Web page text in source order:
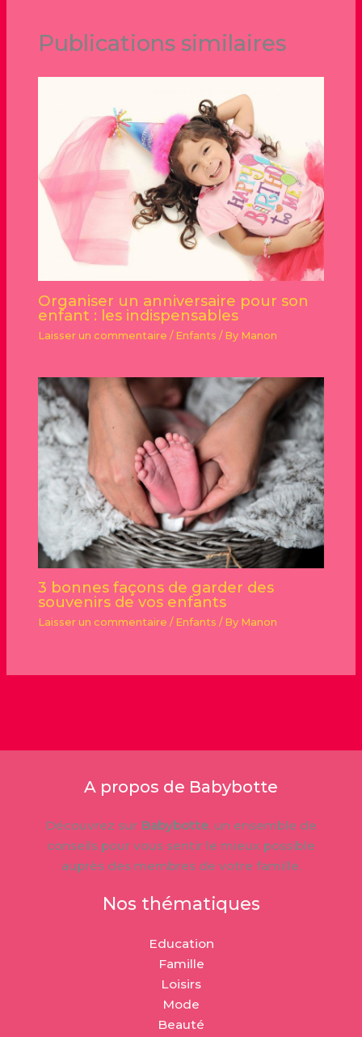
Publications similaires
Organiser un anniversaire pour son
enfant : les indispensables
Laisser un commentaire / Enfants / By Manon
3 bonnes façons de garder des
souvenirs de vos enfants
Laisser un commentaire / Enfants / By Manon
A propos de Babybotte
Découvrez sur Babybotte, un ensemble de
conseils pour vous sentir le mieux possible
auprès des membres de votre famille.
Nos thématiques
Education
Famille
Loisirs
Mode
Beauté